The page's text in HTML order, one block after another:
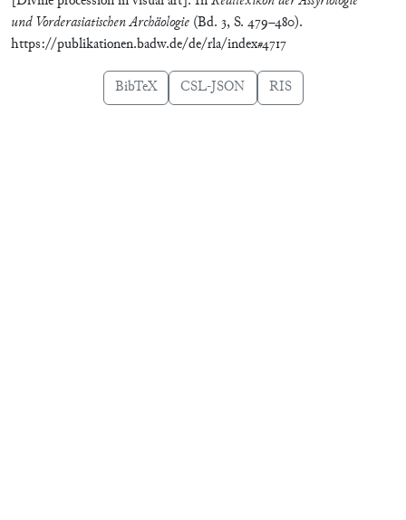
und Vorderasiatischen Archäologie (Bd. 3, S. 479–480).
https://publikationen.badw.de/de/rla/index#4717
BibTeX CSL-JSON RIS